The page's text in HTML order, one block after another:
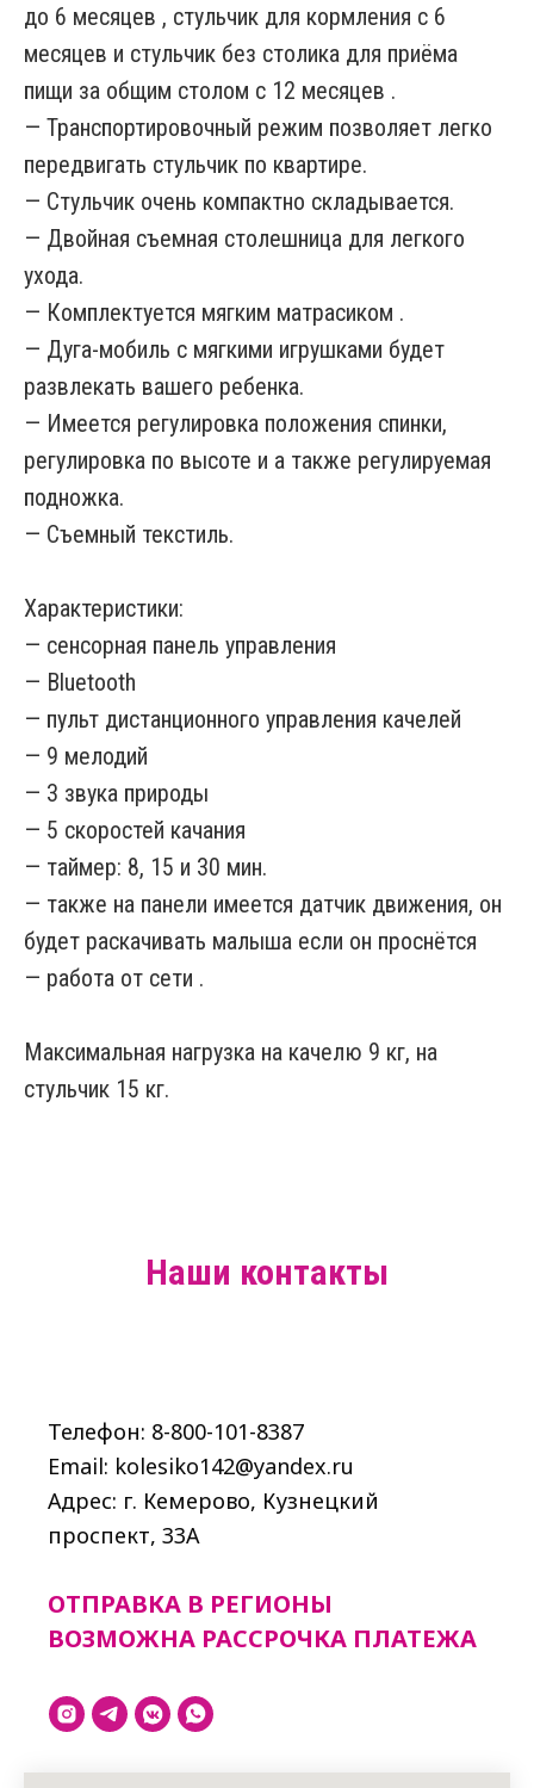
до 6 месяцев , стульчик для кормления с 6
месяцев и стульчик без столика для приёма
пищи за общим столом с 12 месяцев .
— Транспортировочный режим позволяет легко
передвигать стульчик по квартире.
— Стульчик очень компактно складывается.
— Двойная съемная столешница для легкого
ухода.
— Комплектуется мягким матрасиком .
— Дуга-мобиль с мягкими игрушками будет
развлекать вашего ребенка.
— Имеется регулировка положения спинки,
регулировка по высоте и а также регулируемая
подножка.
— Съемный текстиль.
Характеристики:
— сенсорная панель управления
— Bluetooth
— пульт дистанционного управления качелей
— 9 мелодий
— 3 звука природы
— 5 скоростей качания
— таймер: 8, 15 и 30 мин.
— также на панели имеется датчик движения, он
будет раскачивать малыша если он проснётся
— работа от сети .
Максимальная нагрузка на качелю 9 кг, на
стульчик 15 кг.
Наши контакты
Телефон: 8-800-101-8387
Email: kolesiko142@yandex.ru
Адрес: г. Кемерово, Кузнецкий
проспект, 33A
ОТПРАВКА В РЕГИОНЫ
ВОЗМОЖНА РАССРОЧКА ПЛАТЕЖА